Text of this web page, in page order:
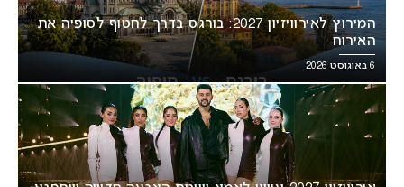
המירוץ לאירוויזיון 2027: בורגס בדרך לחטוף לסופיה את
האירוח
6 באוגוסט 2026